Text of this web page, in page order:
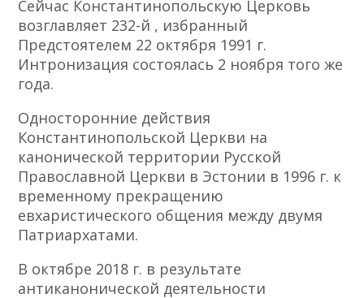
Сейчас Константинопольскую Церковь
возглавляет 232-й , избранный
Предстоятелем 22 октября 1991 г.
Интронизация состоялась 2 ноября того же
года.
Односторонние действия
Константинопольской Церкви на
канонической территории Русской
Православной Церкви в Эстонии в 1996 г. к
временному прекращению
евхаристического общения между двумя
Патриархатами.
В октябре 2018 г. в результате
антиканонической деятельности